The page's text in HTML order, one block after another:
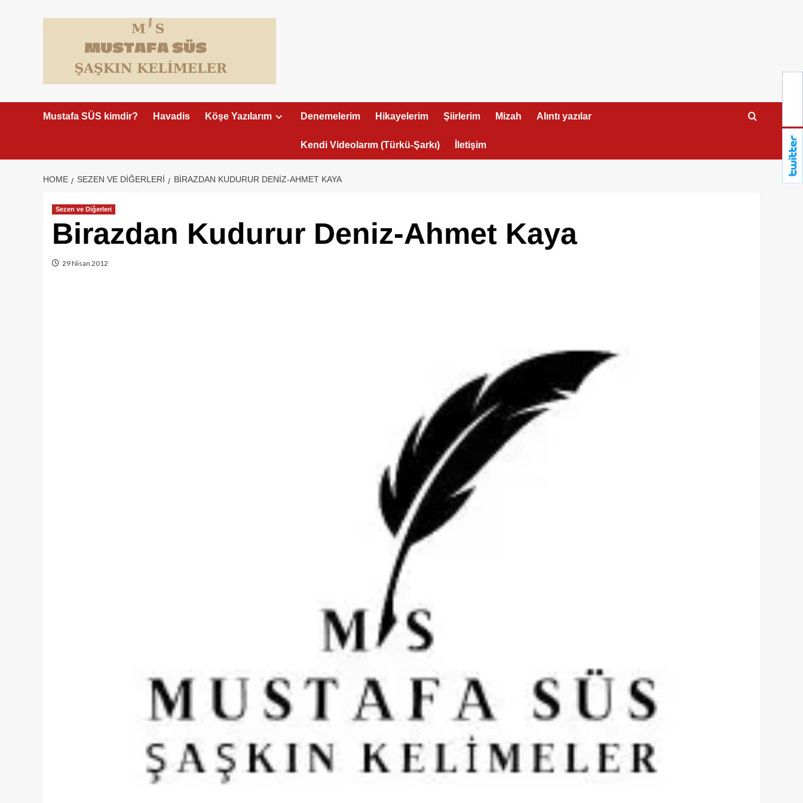
Mustafa SÜS kimdir? Havadis Köşe Yazılarım Denemelerim Hikayelerim Şiirlerim Mizah Alıntı yazılar
Kendi Videolarım (Türkü-Şarkı) İletişim
HOME SEZEN VE DIĞERLERI BIRAZDAN KUDURUR DENIZ-AHMET KAYA
Sezen ve Diğerleri
Birazdan Kudurur Deniz-Ahmet Kaya
29 Nisan 2012